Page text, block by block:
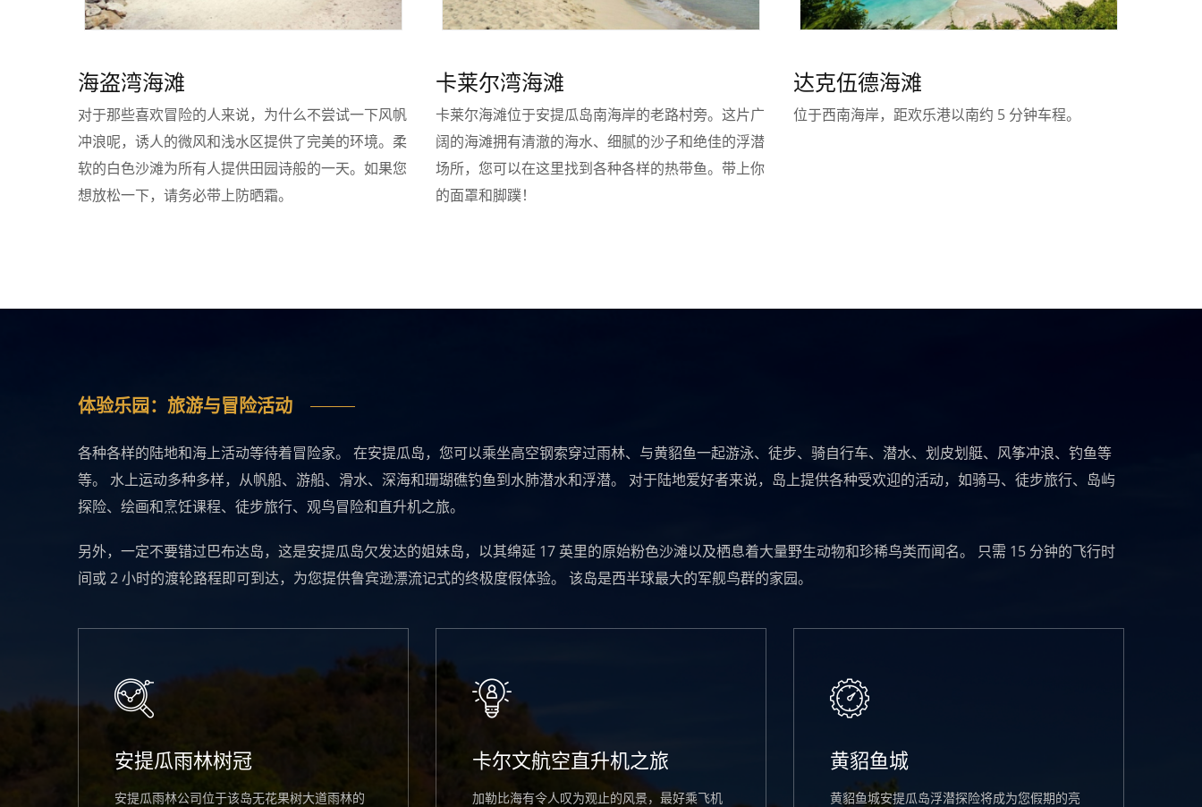
海盗湾海滩
对于那些喜欢冒险的人来说，为什么不尝试一下风帆
冲浪呢，诱人的微风和浅水区提供了完美的环境。柔
软的白色沙滩为所有人提供田园诗般的一天。如果您
想放松一下，请务必带上防晒霜。
卡莱尔湾海滩
卡莱尔海滩位于安提瓜岛南海岸的老路村旁。这片广
阔的海滩拥有清澈的海水、细腻的沙子和绝佳的浮潜
场所，您可以在这里找到各种各样的热带鱼。带上你
的面罩和脚蹼！
达克伍德海滩
位于西南海岸，距欢乐港以南约 5 分钟车程。
体验乐园：旅游与冒险活动
各种各样的陆地和海上活动等待着冒险家。 在安提瓜岛，您可以乘坐高空钢索穿过雨林、与黄貂鱼一起游泳、徒步、骑自行车、潜水、划皮划艇、风筝冲浪、钓鱼等
等。 水上运动多种多样，从帆船、游船、滑水、深海和珊瑚礁钓鱼到水肺潜水和浮潜。 对于陆地爱好者来说，岛上提供各种受欢迎的活动，如骑马、徒步旅行、岛屿
探险、绘画和烹饪课程、徒步旅行、观鸟冒险和直升机之旅。
另外，一定不要错过巴布达岛，这是安提瓜岛欠发达的姐妹岛，以其绵延 17 英里的原始粉色沙滩以及栖息着大量野生动物和珍稀鸟类而闻名。 只需 15 分钟的飞行时
间或 2 小时的渡轮路程即可到达，为您提供鲁宾逊漂流记式的终极度假体验。 该岛是西半球最大的军舰鸟群的家园。
安提瓜雨林树冠
安提瓜雨林公司位于该岛无花果树大道雨林的
卡尔文航空直升机之旅
加勒比海有令人叹为观止的风景，最好乘飞机
黄貂鱼城
黄貂鱼城安提瓜岛浮潜探险将成为您假期的亮